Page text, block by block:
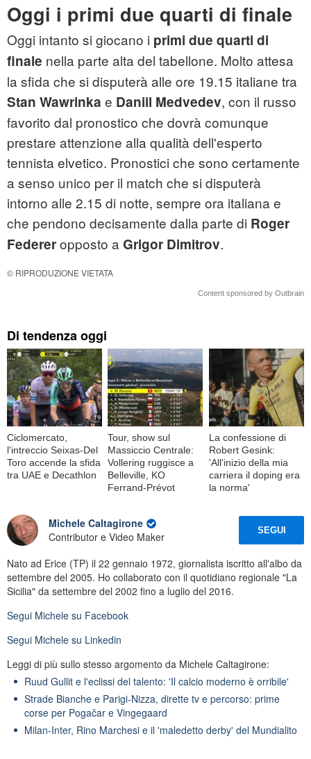
Oggi i primi due quarti di finale
Oggi intanto si giocano i primi due quarti di
finale nella parte alta del tabellone. Molto attesa
la sfida che si disputerà alle ore 19.15 italiane tra
Stan Wawrinka e Daniil Medvedev, con il russo
favorito dal pronostico che dovrà comunque
prestare attenzione alla qualità dell'esperto
tennista elvetico. Pronostici che sono certamente
a senso unico per il match che si disputerà
intorno alle 2.15 di notte, sempre ora italiana e
che pendono decisamente dalla parte di Roger
Federeropposto a Grigor Dimitrov.
© RIPRODUZIONE VIETATA
Content sponsored by Outbrain
Di tendenza oggi
Ciclomercato,
l'intreccio Seixas-Del
Toro accende la sfida
tra UAE e Decathlon
Tour, show sul
Massiccio Centrale:
Vollering ruggisce a
Belleville, KO
Ferrand-Prévot
La confessione di
Robert Gesink:
'All'inizio della mia
carriera il doping era
la norma'
Michele Caltagirone
Contributor e Video Maker
SEGUI
Nato ad Erice (TP) il 22 gennaio 1972, giornalista iscritto all'albo da
settembre del 2005. Ho collaborato con il quotidiano regionale "La
Sicilia" da settembre del 2002 fino a luglio del 2016.
Segui Michele su Facebook
Segui Michele su Linkedin
Leggi di più sullo stesso argomento da Michele Caltagirone:
Ruud Gullit e l'eclissi del talento: 'Il calcio moderno è orribile'
Strade Bianche e Parigi-Nizza, dirette tv e percorso: prime
corse per Pogačar e Vingegaard
Milan-Inter, Rino Marchesi e il 'maledetto derby' del Mundialito